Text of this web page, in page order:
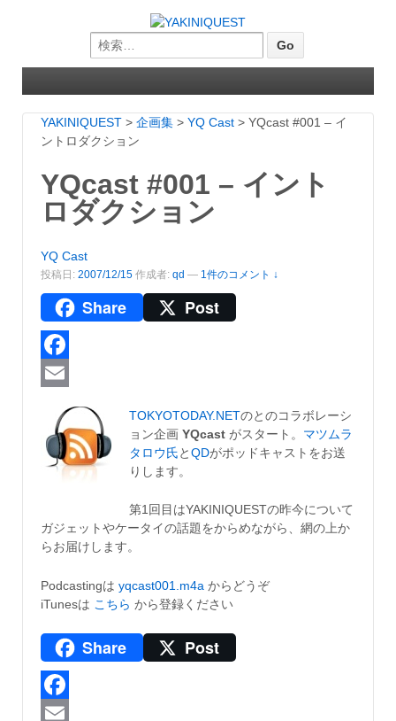
Search for:
YAKINIQUEST > 企画集 > YQ Cast > YQcast #001 – イ
ントロダクション
YQcast #001 – イント
ロダクション
YQ Cast
投稿日: 2007/12/15 作成者: qd — 1件のコメント ↓
Share Post
Facebook
TOKYOTODAY.NETのとのコラボレーシ
ョン企画 YQcast がスタート。 マツムラ
タロウ氏とQDがポッドキャストをお送
りします。
第1回目はYAKINIQUESTの昨今について
ガジェットやケータイの話題をからめながら、網の上か
らお届けします。
Podcastingは yqcast001.m4a からどうぞ
iTunesは こちら から登録ください
Share Post
Facebook